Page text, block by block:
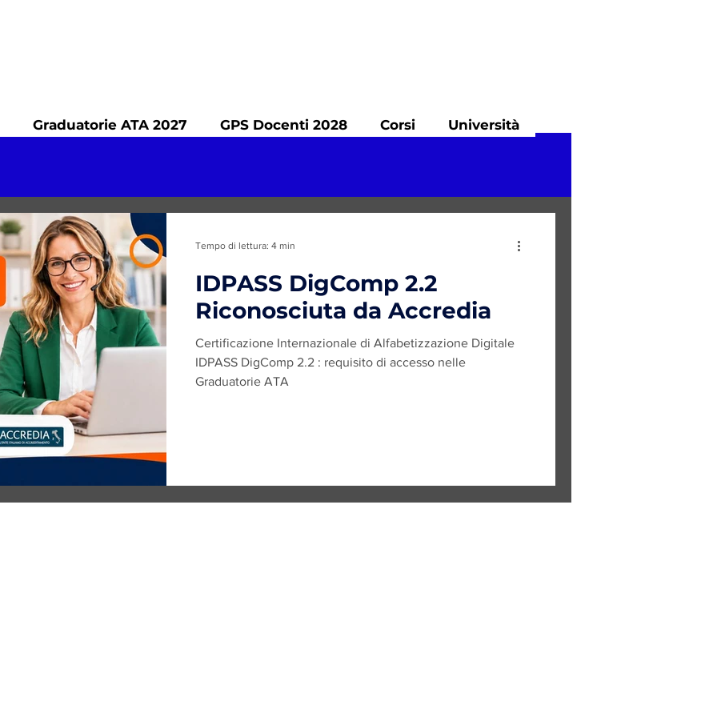
Graduatorie ATA 2027 GPS Docenti 2028 Corsi Università
IDPASS DigComp 2.2
Riconosciuta da Accredia
Certificazione Internazionale di Alfabetizzazione Digitale
IDPASS DigComp 2.2 : requisito di accesso nelle
Graduatorie ATA
Tempo di lettura: 4 min